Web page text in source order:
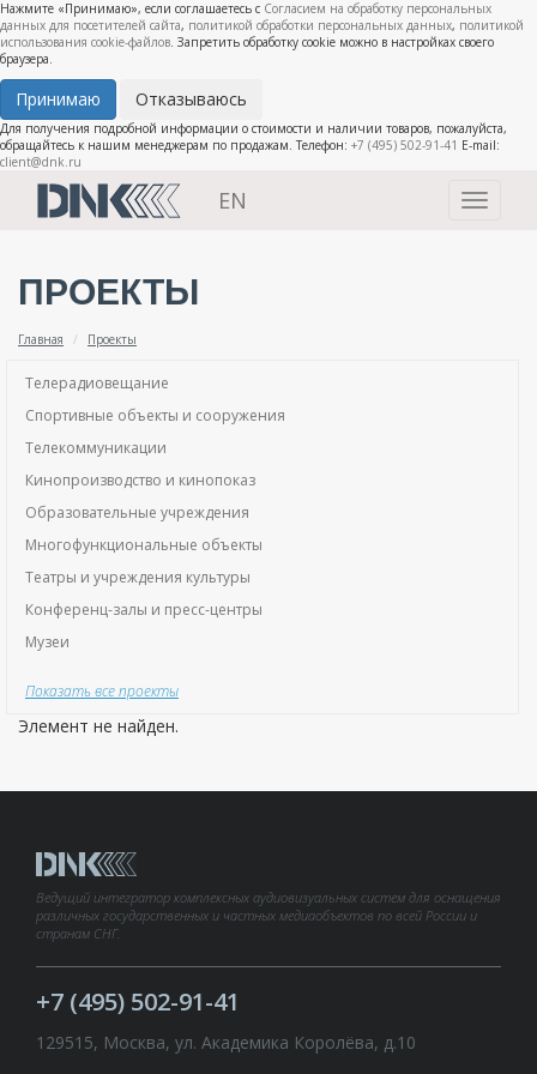
Нажмите «Принимаю», если соглашаетесь с Согласием на обработку персональных
данных для посетителей сайта, политикой обработки персональных данных, политикой
использования cookie-файлов. Запретить обработку cookie можно в настройках своего
браузера.
Принимаю Отказываюсь
Для получения подробной информации о стоимости и наличии товаров, пожалуйста,
обращайтесь к нашим менеджерам по продажам. Телефон: +7 (495) 502-91-41 E-mail:
client@dnk.ru
Toggle
EN
ПРОЕКТЫ
Главная Проекты
Телерадиовещание
Спортивные объекты и сооружения
Телекоммуникации
Кинопроизводство и кинопоказ
Образовательные учреждения
Многофункциональные объекты
Театры и учреждения культуры
Конференц-залы и пресс-центры
Музеи
Показать все проекты
Элемент не найден.
Ведущий интегратор комплексных аудиовизуальных систем для оснащения
различных государственных и частных медиаобъектов по всей России и
странам СНГ.
+7 (495) 502-91-41
129515, Москва, ул. Академика Королёва, д.10